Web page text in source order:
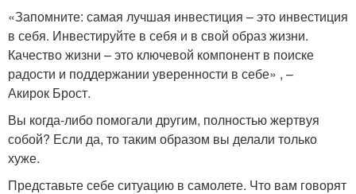
«Запомните: самая лучшая инвестиция – это инвестиция
в себя. Инвестируйте в себя и в свой образ жизни.
Качество жизни – это ключевой компонент в поиске
радости и поддержании уверенности в себе» , –
Акирок Брост.
Вы когда-либо помогали другим, полностью жертвуя
собой? Если да, то таким образом вы делали только
хуже.
Представьте себе ситуацию в самолете. Что вам говорят